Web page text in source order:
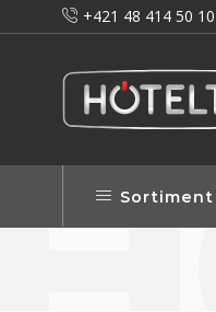
+421 48 414 50 10
a preto vám prinášame
Sortiment